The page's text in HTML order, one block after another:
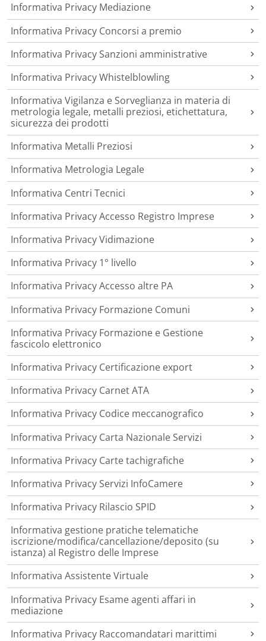
Informativa Privacy Mediazione
Informativa Privacy Concorsi a premio
Informativa Privacy Sanzioni amministrative
Informativa Privacy Whistelblowling
Informativa Vigilanza e Sorveglianza in materia di
metrologia legale, metalli preziosi, etichettatura,
sicurezza dei prodotti
Informativa Metalli Preziosi
Informativa Metrologia Legale
Informativa Centri Tecnici
Informativa Privacy Accesso Registro Imprese
Informativa Privacy Vidimazione
Informativa Privacy 1° livello
Informativa Privacy Accesso altre PA
Informativa Privacy Formazione Comuni
Informativa Privacy Formazione e Gestione
fascicolo elettronico
Informativa Privacy Certificazione export
Informativa Privacy Carnet ATA
Informativa Privacy Codice meccanografico
Informativa Privacy Carta Nazionale Servizi
Informativa Privacy Carte tachigrafiche
Informativa Privacy Servizi InfoCamere
Informativa Privacy Rilascio SPID
Informativa gestione pratiche telematiche
iscrizione/modifica/cancellazione/deposito (su
istanza) al Registro delle Imprese
Informativa Assistente Virtuale
Informativa Privacy Esame agenti affari in
mediazione
Informativa Privacy Raccomandatari marittimi